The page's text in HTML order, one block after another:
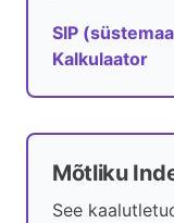
SIP
Kalkulaator
Mõtliku
See